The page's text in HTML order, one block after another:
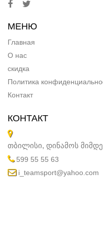
МЕНЮ
Главная
О нас
скидка
Политика
Контакт
КОНТАКТ
თბილისი, დინამოს
599 55 55 63
i_teamsport@yahoo.com